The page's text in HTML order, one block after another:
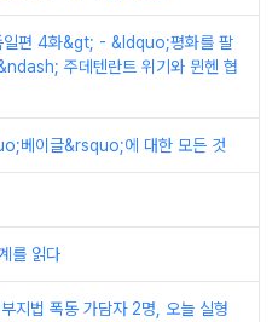
일편 4화&gt; - &ldquo;평화를 팔
주데텐란트 위기와 뮌헨 협
베이글&rsquo;에 대한 모든 것
를 읽다
지법 폭동 가담자 2명, 오늘 실형